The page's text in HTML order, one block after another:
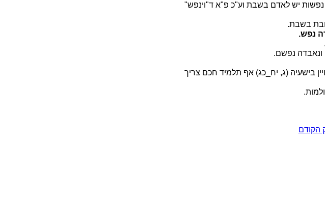
יש לאדם בשבת וע"כ פ"א ד"וינפש"
בשבת.
נפש.
ונאבדה נפשם.
בישעיה (ג, יח_כג) אף תלמיד חכם צריך
הקודם